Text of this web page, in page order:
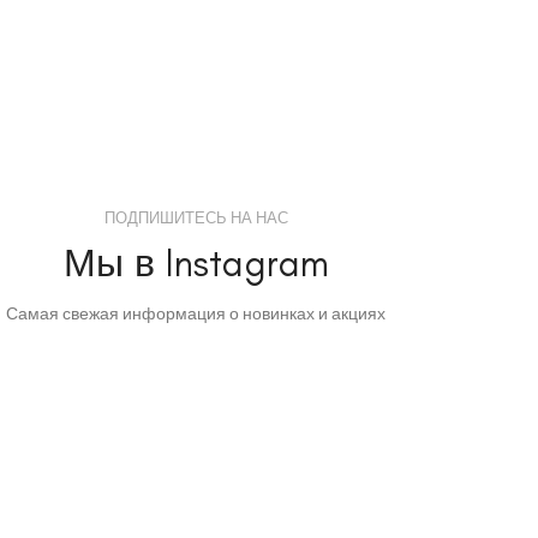
ПОДПИШИТЕСЬ НА НАС
Мы в Instagram
Самая свежая информация о новинках и акциях